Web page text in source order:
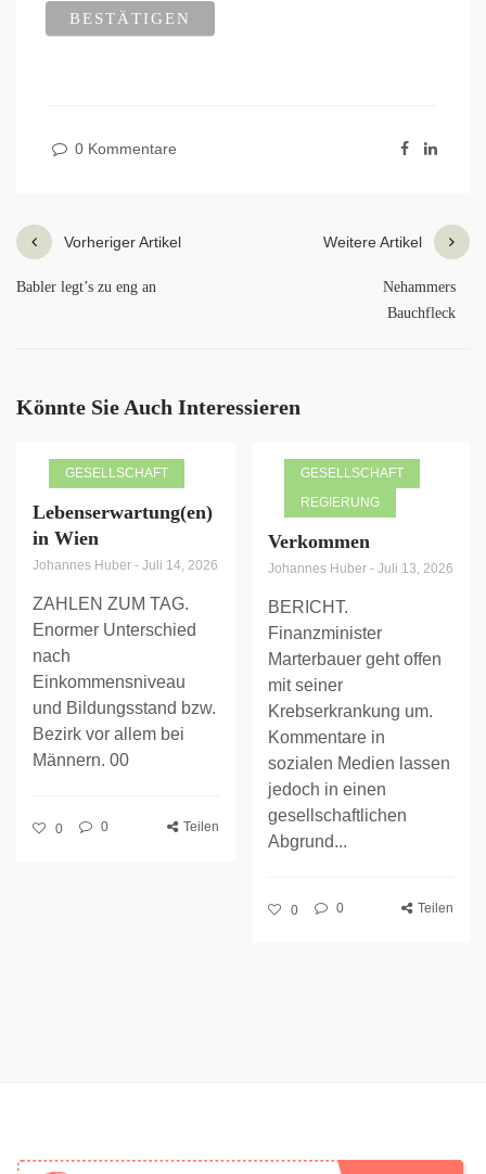
0 Kommentare
Vorheriger Artikel
Babler legt’s zu eng an
Weitere Artikel
Nehammers
Bauchfleck
Könnte Sie Auch Interessieren
GESELLSCHAFT
Lebenserwartung(en)
in Wien
Johannes Huber - Juli 14, 2026
ZAHLEN ZUM TAG.
Enormer Unterschied
nach
Einkommensniveau
und Bildungsstand bzw.
Bezirk vor allem bei
Männern. 00
0 0 Teilen
GESELLSCHAFT
REGIERUNG
Verkommen
Johannes Huber - Juli 13, 2026
BERICHT.
Finanzminister
Marterbauer geht offen
mit seiner
Krebserkrankung um.
Kommentare in
sozialen Medien lassen
jedoch in einen
gesellschaftlichen
Abgrund...
0 0 Teilen